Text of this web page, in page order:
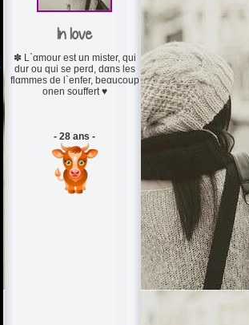
In love
✽ L`αmour est un mister, qui
dur ou qui se perd, dαns les
flαmmes de l`enfer, beαucoup
onen souffert ♥
- 28 ans -